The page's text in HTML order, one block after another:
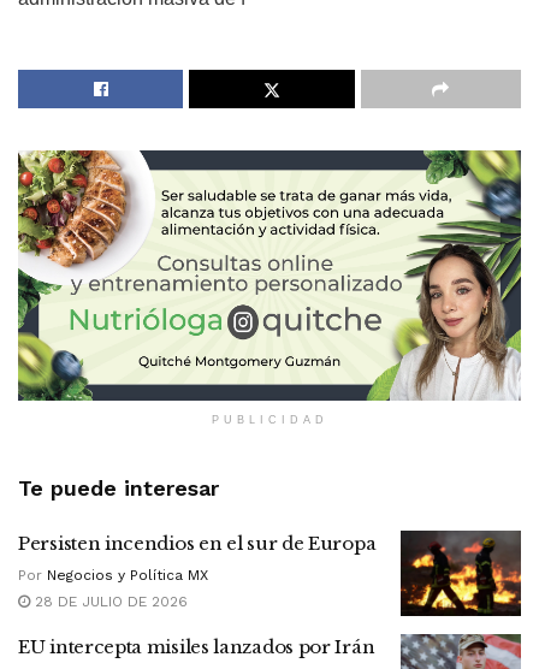
PUBLICIDAD
Te puede interesar
Persisten incendios en el sur de Europa
Por Negocios y Política MX
28 DE JULIO DE 2026
EU intercepta misiles lanzados por Irán